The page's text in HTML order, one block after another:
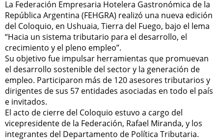
La Federación Empresaria Hotelera Gastronómica de la
República Argentina (FEHGRA) realizó una nueva edición
del Coloquio, en Ushuaia, Tierra del Fuego, bajo el lema
“Hacia un sistema tributario para el desarrollo, el
crecimiento y el pleno empleo”.
Su objetivo fue impulsar herramientas que promuevan
el desarrollo sostenible del sector y la generación de
empleo. Participaron más de 120 asesores tributarios y
dirigentes de sus 57 entidades asociadas en todo el país
e invitados.
El acto de cierre del Coloquio estuvo a cargo del
vicepresidente de la Federación, Rafael Miranda, y los
integrantes del Departamento de Política Tributaria.